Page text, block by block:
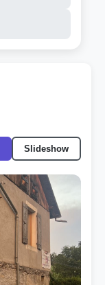
Slideshow